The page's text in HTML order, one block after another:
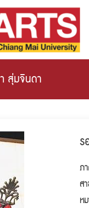
สุ่มจินดา
ร
ภ
ส
ห